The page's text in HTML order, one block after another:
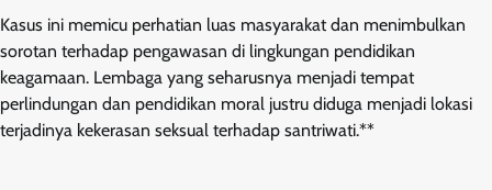
Kasus ini memicu perhatian luas masyarakat dan menimbulkan
sorotan terhadap pengawasan di lingkungan pendidikan
keagamaan. Lembaga yang seharusnya menjadi tempat
perlindungan dan pendidikan moral justru diduga menjadi lokasi
terjadinya kekerasan seksual terhadap santriwati.**